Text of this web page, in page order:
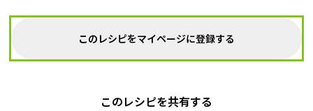
このレシピをマイページに登録する
このレシピを共有する